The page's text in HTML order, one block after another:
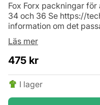
Fox Forx packningar
34 och 36 Se https://
information om det
Läs mer
475 kr
I lager